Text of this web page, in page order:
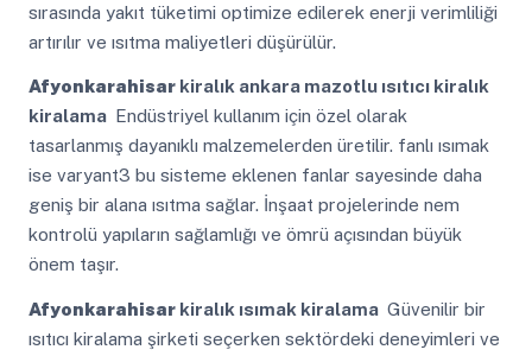
sırasında yakıt tüketimi optimize edilerek enerji verimliliği
artırılır ve ısıtma maliyetleri düşürülür.
Afyonkarahisarkiralık ankara mazotlu ısıtıcı kiralık
kiralama Endüstriyel kullanım için özel olarak
tasarlanmış dayanıklı malzemelerden üretilir. fanlı ısımak
ise varyant3 bu sisteme eklenen fanlar sayesinde daha
geniş bir alana ısıtma sağlar. İnşaat projelerinde nem
kontrolü yapıların sağlamlığı ve ömrü açısından büyük
önem taşır.
Afyonkarahisarkiralık ısımak kiralama Güvenilir bir
ısıtıcı kiralama şirketi seçerken sektördeki deneyimleri ve